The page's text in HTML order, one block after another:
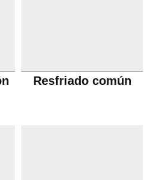
Resfriado común